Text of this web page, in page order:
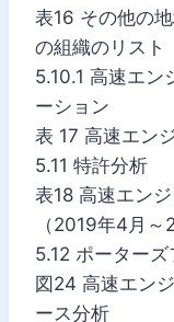
表16 その他の
の組織のリスト
5.10.1 高速エン
ーション
表 17 高速エン
5.11 特許分析
表18 高速エン
（2019年4月～
5.12 ポーター
図24 高速エン
ース分析